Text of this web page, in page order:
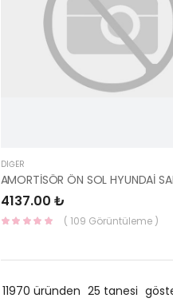
DIĞER
4137.00 ₺
( 109 Görüntüleme )
11970 üründen 25 tanesi